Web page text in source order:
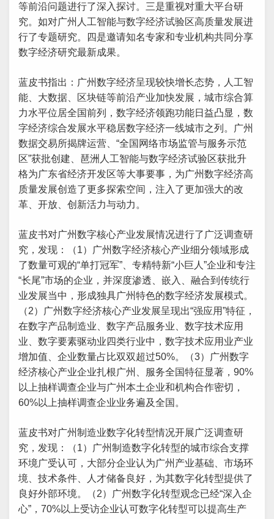
等前沿问题进行了深入探讨。三是重视对重大平台研
究。如对广州人工智能与数字经济试验区高质量发展进
行了专题研究。四是邀请知名专家和专业机构共同分享
数字经济研究最新成果。
蓝皮书指出：广州数字经济呈现较快增长态势，人工智
能、大数据、区块链等前沿产业加快发展，城市综合算
力水平位居全国前列，数字经济领跑功能日益凸显，数
字经济综合发展水平稳居数字经济一线城市之列。广州
数据交易所揭牌运营、“全国网络市场监管与服务示范
区”获批创建、琶洲人工智能与数字经济试验区获批升
格为广东省经济开发区等大事要事，为广州数字经济高
质量发展创造了更多探索空间，注入了更加强大的改
革、开放、创新活力与动力。
蓝皮书对广州数字核心产业发展情况进行了广泛调查研
究，发现：（1）广州数字经济核心产业细分领域形成
了数量可观的“单打冠军”、专精特新“小巨人”企业和专注
“长尾”市场的企业，并深度渗透、嵌入、融合到传统行
业发展当中，形成独具广州特色的数字经济发展模式。
（2）广州数字经济核心产业发展呈现出“强应用”特征，
在数字产品制造业、数字产品服务业、数字技术应用
业、数字要素驱动业四类行业中，数字技术应用业产业
增加值、企业数量占比双双超过50%。（3）广州数字
经济核心产业企业扎根广州、服务全国特征显著，90%
以上抽样调查企业与广州本土企业和机构合作密切，
60%以上抽样调查企业业务遍及全国。
蓝皮书对广州制造业数字化转型情况开展广泛调查研
究，发现：（1）广州制造数字化转型的城市综合支撑
环境广受认可，大部分企业认为广州产业基础、市场环
境、技术条件、人才储备良好，为其数字化转型提供了
良好外部环境。（2）广州数字化转型观念已经“深入企
心”，70%以上受访企业认可数字化转型可以提高生产